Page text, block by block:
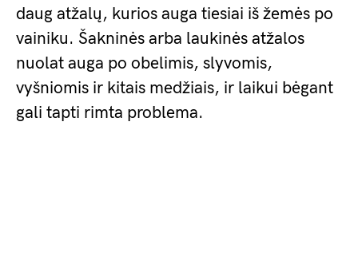
daug atžalų, kurios auga tiesiai iš žemės po
vainiku. Šakninės arba laukinės atžalos
nuolat auga po obelimis, slyvomis,
vyšniomis ir kitais medžiais, ir laikui bėgant
gali tapti rimta problema.